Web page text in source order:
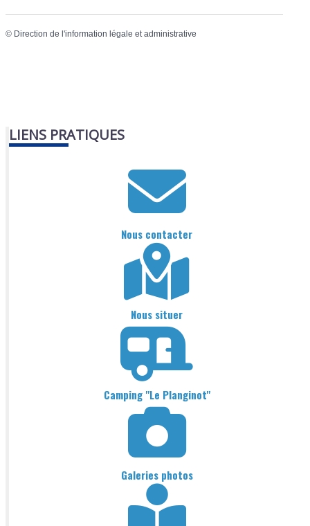
© Direction de l'information légale et administrative
LIENS PRATIQUES
Nous contacter
Nous situer
Camping "Le Planginot"
Galeries photos